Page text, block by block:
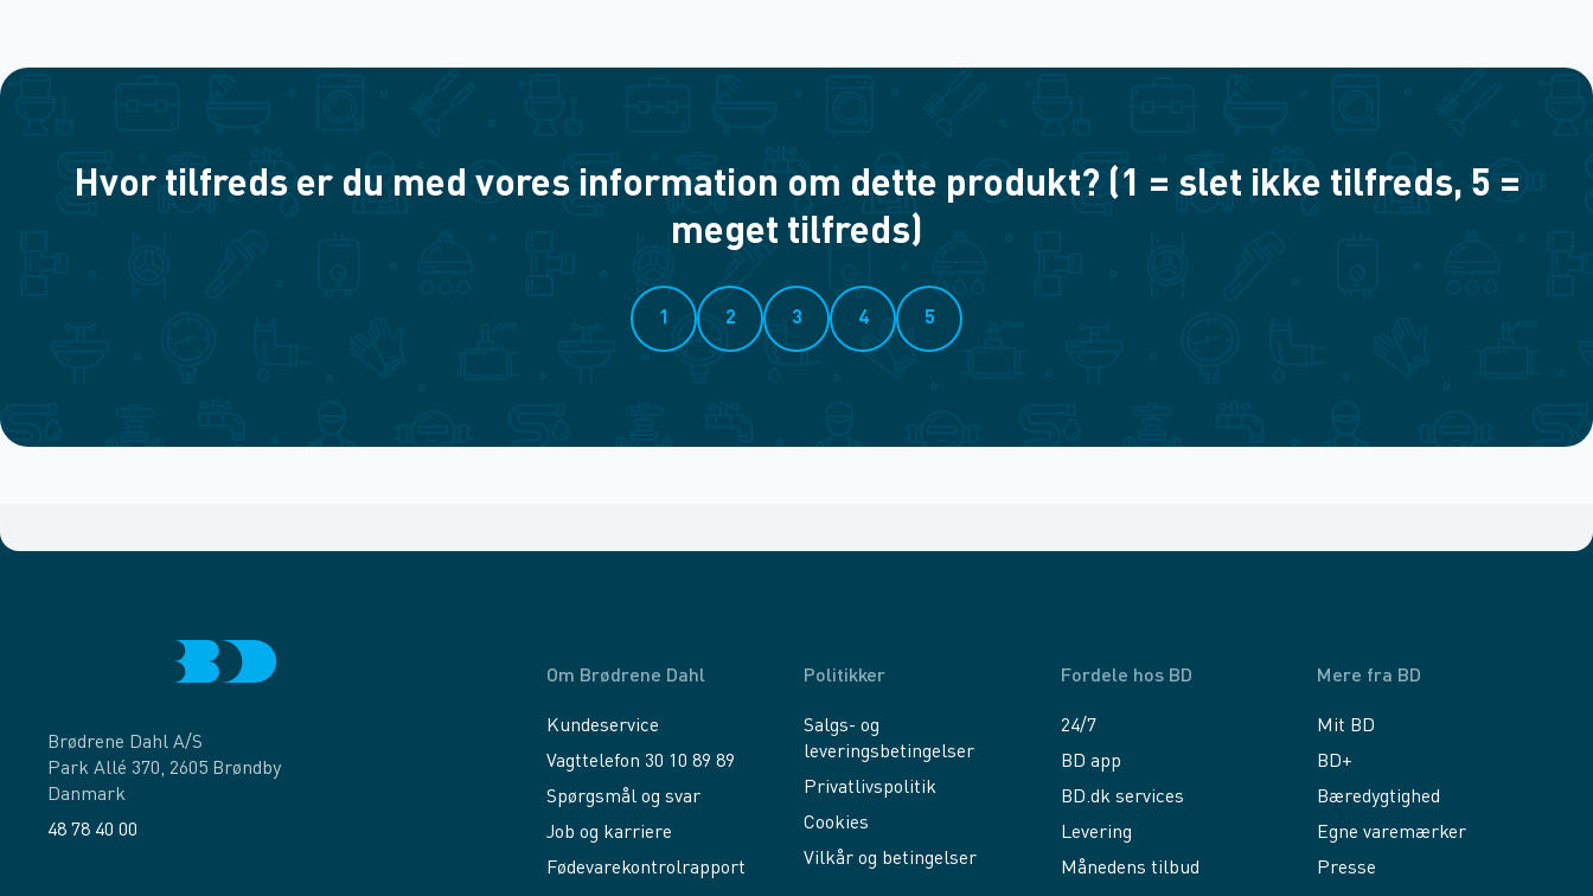
Hvor tilfreds er du med vores information om dette produkt? (1 = slet ikke tilfreds, 5 =
meget tilfreds)
1 2 3 4 5
Brødrene Dahl A/S
Park Allé 370, 2605 Brøndby
Danmark
48 78 40 00
Om Brødrene Dahl
Kundeservice
Vagttelefon 30 10 89 89
Spørgsmål og svar
Job og karriere
Fødevarekontrolrapport
Politikker
Salgs- og
leveringsbetingelser
Privatlivspolitik
Cookies
Vilkår og betingelser
Fordele hos BD
24/7
BD app
BD.dk services
Levering
Månedens tilbud
Mere fra BD
Mit BD
BD+
Bæredygtighed
Egne varemærker
Presse